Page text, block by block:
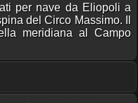
per nave da Eliopoli a
del Circo Massimo. Il
meridiana al Campo